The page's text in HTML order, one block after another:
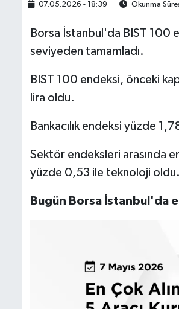
07.05.2026 - 18:39 Okunma
Borsa İstanbul'da BIST 100
seviyeden tamamladı.
BIST 100 endeksi, önceki
lira oldu.
Bankacılık endeksi yüzde
Sektör endeksleri arasında
yüzde 0,53 ile teknoloji oldu.
Bugün Borsa İstanbul'da